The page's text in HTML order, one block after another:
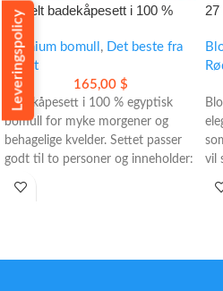
10-delt badekåpesett i 100 %
egyptisk bomull
Premium bomull , Det beste fra
Egypt
165,00 $
Badekåpesett i 100 % egyptisk
bomull for myke morgener og
behagelige kvelder. Settet passer
godt til to personer og inneholder:
- 2 badehåndklær og 2
vil
•
Leveringspolicy